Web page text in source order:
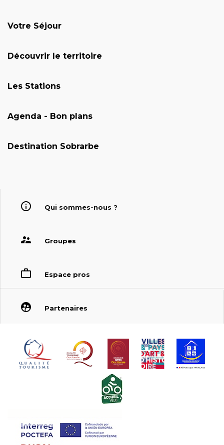
Votre Séjour
Découvrir le territoire
Les Stations
Agenda - Bon plans
Destination Sobrarbe
Qui sommes-nous ?
Groupes
Espace pros
Partenaires